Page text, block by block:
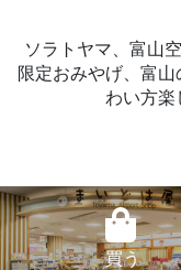
ソラトヤマ、富山
限定おみやげ、富
わい方楽
買う